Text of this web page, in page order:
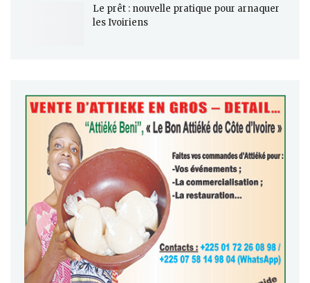
Le prêt : nouvelle pratique pour arnaquer
les Ivoiriens